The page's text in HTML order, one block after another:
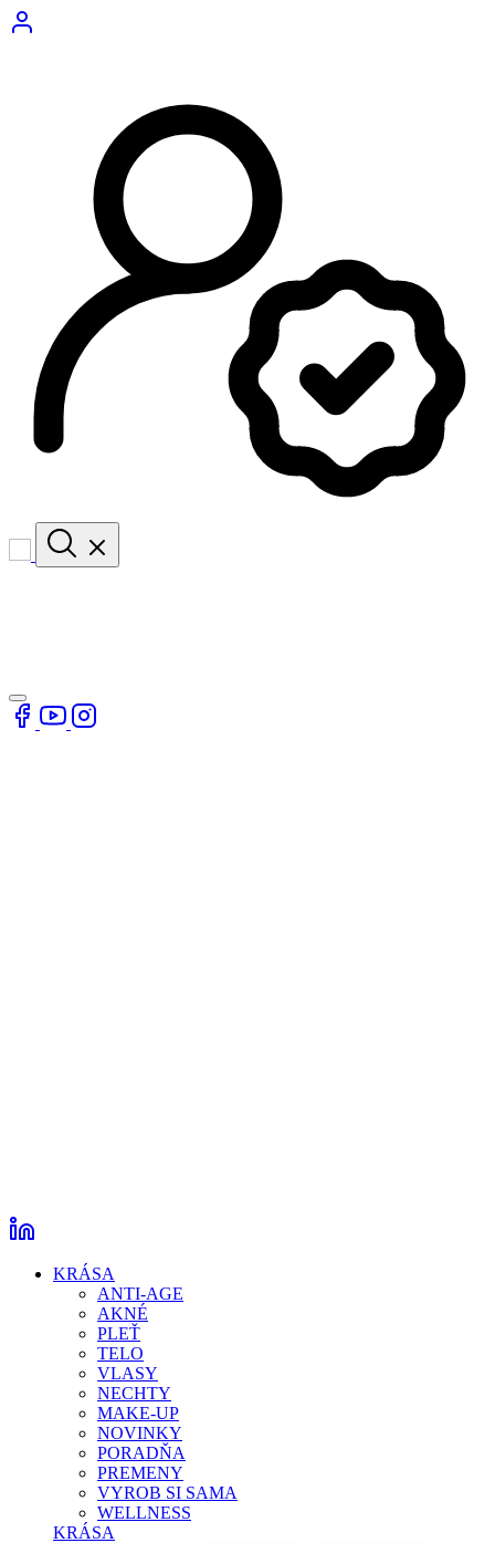
KRÁSA
ANTI-AGE
AKNÉ
PLEŤ
TELO
VLASY
NECHTY
MAKE-UP
NOVINKY
PORADŇA
PREMENY
VYROB SI SAMA
WELLNESS
KRÁSA